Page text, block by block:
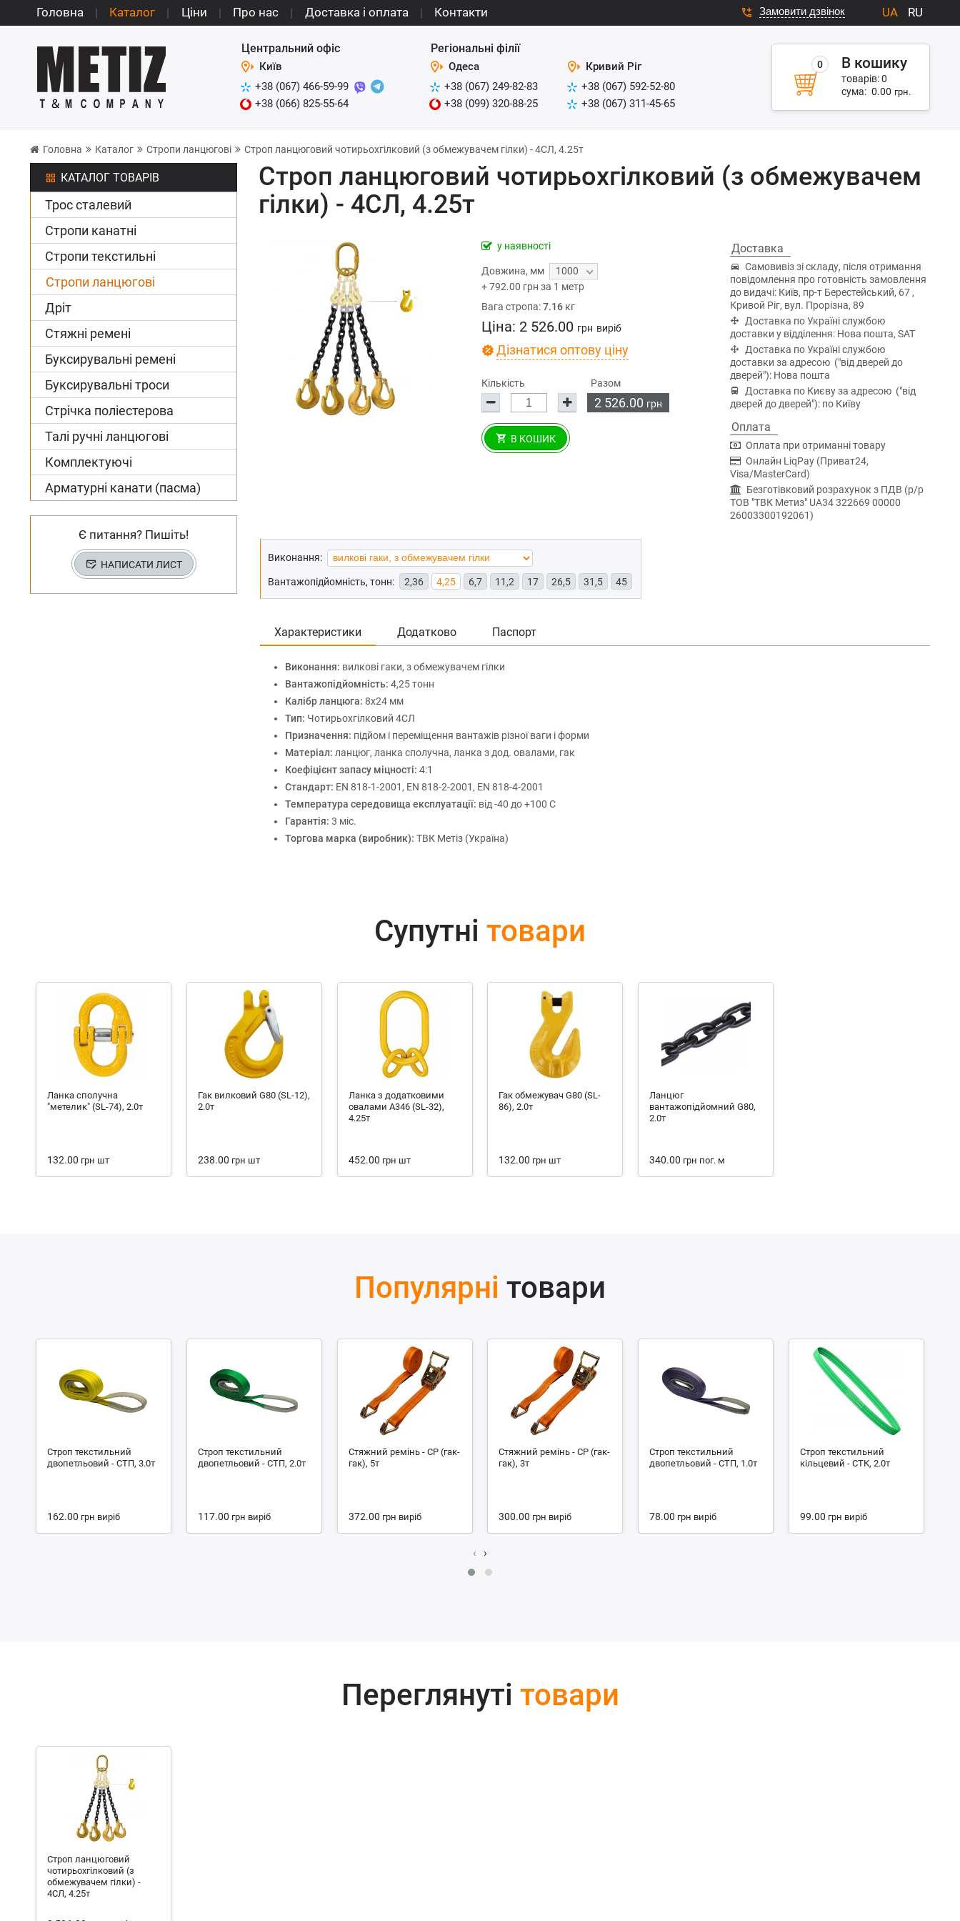
Головна Каталог Ціни Про нас Доставка і оплата Контакти Замовити дзвінок UA RU
Центральний офіс
Київ
+38 (067) 466-59-99
+38 (066) 825-55-64
Регіональні філії
Одеса
+38 (067) 249-82-83
+38 (099) 320-88-25
Кривий Ріг
+38 (067) 592-52-80
+38 (067) 311-45-65
0 В кошику
товарів:0
сума: 0.00 грн.
Головна Каталог Стропи ланцюгові Строп ланцюговий чотирьохгілковий (з обмежувачем гілки) - 4СЛ, 4.25т
КАТАЛОГ ТОВАРІВ
Трос сталевий
Стропи канатні
Стропи текстильні
Стропи ланцюгові
Дріт
Стяжні ремені
Буксирувальні ремені
Буксирувальні троси
Стрічка поліестерова
Талі ручні ланцюгові
Комплектуючі
Арматурні канати (пасма)
Є питання? Пишіть!
НАПИСАТИ ЛИСТ
Строп ланцюговий чотирьохгілковий (з обмежувачем
гілки) - 4СЛ, 4.25т
у наявності
Довжина, мм
1000
+792.00 грн за 1 метр
Вага стропа:7.16 кг
Ціна: 2 526.00 грн виріб
Дізнатися оптову ціну
Кількість Разом
2 526.00 грн
В КОШИК
Доставка
Самовивіз зі складу, після отримання
повідомлення про готовність замовлення
до видачі: Київ, пр-т Берестейський, 67 ,
Кривой Ріг, вул. Прорізна, 89
Доставка по Україні службою
доставки у відділення: Нова пошта, SAT
Доставка по Україні службою
доставки за адресою ("від дверей до
дверей"): Нова пошта
Доставка по Києву за адресою ("від
дверей до дверей"): по Київу
Оплата
Оплата при отриманні товару
Онлайн LiqPay (Приват24,
Visa/MasterCard)
Безготівковий розрахунок з ПДВ (р/р
ТОВ "ТВК Метиз" UA34 322669 00000
26003300192061)
Виконання:
Вантажопідйомність, тонн: 2,36 4,25 6,7 11,2 17 26,5 31,5 45
Характеристики Додатково Паспорт
Виконання: вилкові гаки, з обмежувачем гілки
Вантажопідйомність: 4,25 тонн
Калібр ланцюга: 8х24 мм
Тип: Чотирьохгілковий 4СЛ
Призначення: підйом і переміщення вантажів різної ваги і форми
Матеріал: ланцюг, ланка сполучна, ланка з дод. овалами, гак
Коефіцієнт запасу міцності: 4:1
Стандарт: EN 818-1-2001, EN 818-2-2001, EN 818-4-2001
Температура середовища експлуатації: від -40 до +100 С
Гарантія: 3 міс.
Торгова марка (виробник): ТВК Метіз (Україна)
Супутні товари
Ланка сполучна
"метелик" (SL-74), 2.0т
132.00 грн шт
Гак вилковий G80 (SL-12),
2.0т
238.00 грн шт
Ланка з додатковими
овалами А346 (SL-32),
4.25т
452.00 грн шт
Гак обмежувач G80 (SL-
86), 2.0т
132.00 грн шт
Ланцюг
вантажопідйомний G80,
2.0т
340.00 грн пог. м
Популярні товари
Строп текстильний
двопетльовий - СТП, 3.0т
162.00 грн виріб
Строп текстильний
двопетльовий - СТП, 2.0т
117.00 грн виріб
Стяжний ремінь - СР (гак-
гак), 5т
372.00 грн виріб
Стяжний ремінь - СР (гак-
гак), 3т
300.00 грн виріб
Строп текстильний
двопетльовий - СТП, 1.0т
78.00 грн виріб
Строп текстильний
кільцевий - СТК, 2.0т
99.00 грн виріб
‹ ›
Переглянуті товари
Строп ланцюговий
чотирьохгілковий (з
обмежувачем гілки) -
4СЛ, 4.25т